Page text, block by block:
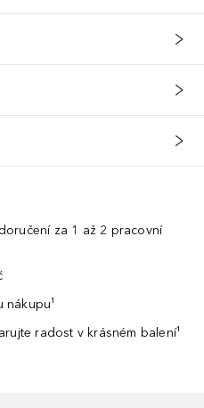
za 1 až 2 pracovní
nákupu¹
radost v krásném balení¹